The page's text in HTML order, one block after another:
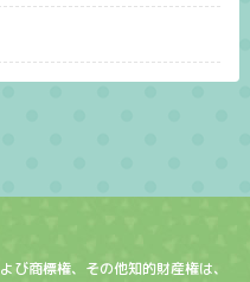
び商標権、その他知的財産権は、